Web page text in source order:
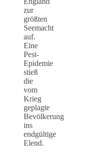
zur
größten
Seemacht
auf.
Eine
Pest-
Epidemie
stieß
die
vom
Krieg
geplagte
Bevölkerung
ins
endgültige
Elend.